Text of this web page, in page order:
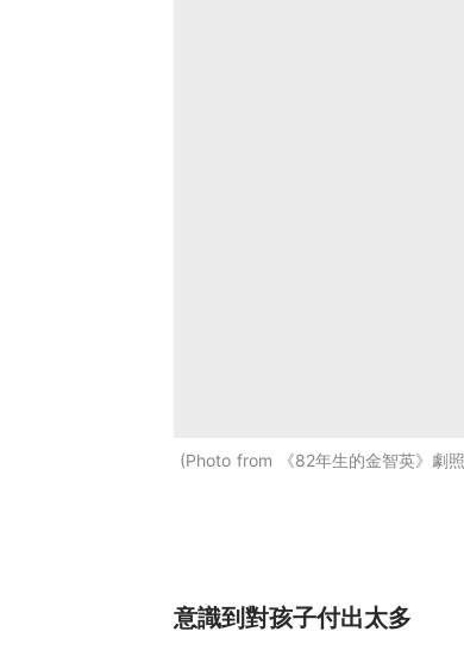
Photo from 《82年生的金智英》劇照
意識到對孩子付出太多